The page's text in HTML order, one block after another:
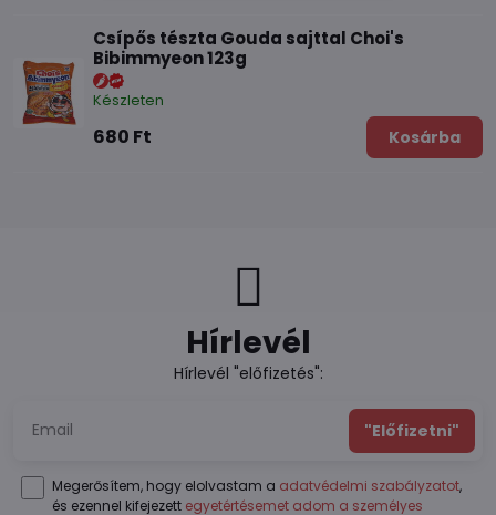
Csípős tészta Gouda sajttal Choi's
Bibimmyeon 123g
Készleten
680 Ft Kosárba
Hírlevél
Hírlevél "előfizetés":
"Előfizetni"
Megerősítem, hogy elolvastam a adatvédelmi szabályzatot,
és ezennel kifejezett egyetértésemet adom a személyes